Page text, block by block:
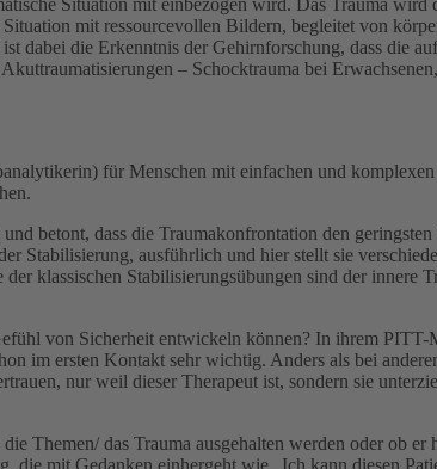
mit ressourcevollen Bildern, begleitet von
dabei die Erkenntnis der Gehirnforschung, dass die
– Schocktrauma bei
für Menschen mit einfachen und
betont, dass die Traumakonfrontation den
Stabilisierung, ausführlich und hier stellt sie
klassischen Stabilisierungsübungen sind der innere
von Sicherheit entwickeln können? In ihrem
im ersten Kontakt sehr wichtig. Anders als bei
nur weil dieser Therapeut ist, sondern sie
Themen/ das Trauma ausgehalten werden oder ob
mit Gedanken einhergeht wie „Ich kann diesen